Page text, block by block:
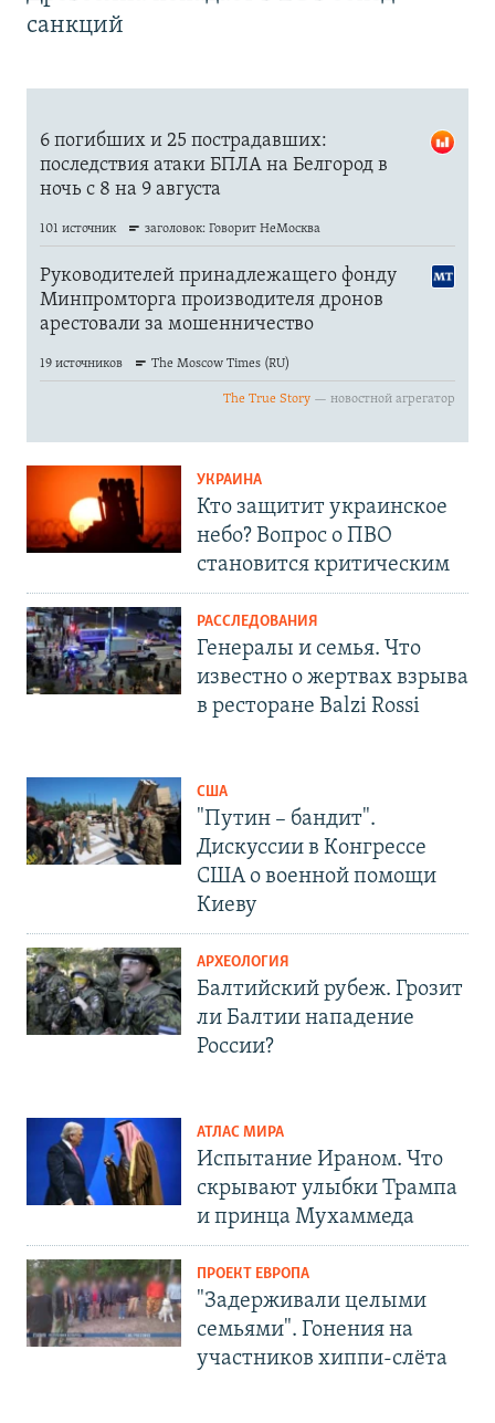
санкций
УКРАИНА
Кто защитит украинское
небо? Вопрос о ПВО
становится критическим
РАССЛЕДОВАНИЯ
Генералы и семья. Что
известно о жертвах взрыва
в ресторане Balzi Rossi
США
"Путин – бандит".
Дискуссии в Конгрессе
США о военной помощи
Киеву
АРХЕОЛОГИЯ
Балтийский рубеж. Грозит
ли Балтии нападение
России?
АТЛАС МИРА
Испытание Ираном. Что
скрывают улыбки Трампа
и принца Мухаммеда
ПРОЕКТ ЕВРОПА
"Задерживали целыми
семьями". Гонения на
участников хиппи-слёта